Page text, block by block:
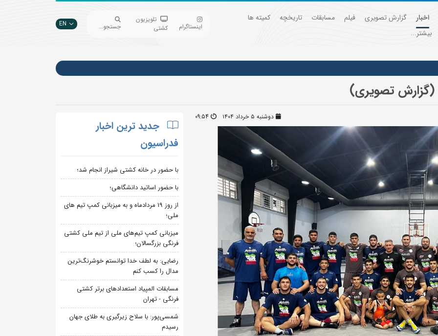
اخبار گزارش تصویری فیلم مسابقات تاریخچه
کمیته ها
بیشتر...
اینستاگرام
تلویزیون
کشتی
جستجو... EN
(گزارش تصویری)
دوشنبه ۵ خرداد ۱۴۰۴ 09:54
جدید ترین اخبار
فدراسیون
با حضور در خانه کشتی شیراز انجام شد؛
با حضور اساتید دانشگاهی؛
از روز 19 مردادماه و به میزبانی کمپ تیم های
ملی؛
میزبانی کمپ تیم‌های ملی از تیم ملی کشتی
فرنگی بزرگسالان؛
رضایی: به لطف خدا توانستم خوشرنگ‌ترین
مدال را کسب کنم
مسابقات المپیاد استعدادهای برتر کشتی
فرنگی - تهران
شمسی‌پور: با سلاح زیرگیری به طلای جهان
رسیدم